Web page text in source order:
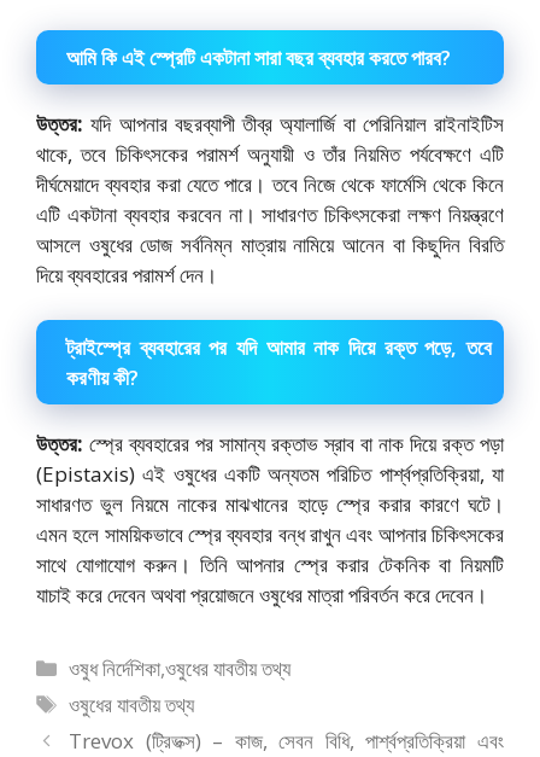
আমি কি এই স্প্রেটি একটানা সারা বছর ব্যবহার করতে পারব?
উত্তর: যদি আপনার বছরব্যাপী তীব্র অ্যালার্জি বা পেরিনিয়াল রাইনাইটিস
থাকে, তবে চিকিৎসকের পরামর্শ অনুযায়ী ও তাঁর নিয়মিত পর্যবেক্ষণে এটি
দীর্ঘমেয়াদে ব্যবহার করা যেতে পারে। তবে নিজে থেকে ফার্মেসি থেকে কিনে
এটি একটানা ব্যবহার করবেন না। সাধারণত চিকিৎসকেরা লক্ষণ নিয়ন্ত্রণে
আসলে ওষুধের ডোজ সর্বনিম্ন মাত্রায় নামিয়ে আনেন বা কিছুদিন বিরতি
দিয়ে ব্যবহারের পরামর্শ দেন।
ট্রাইস্প্রে ব্যবহারের পর যদি আমার নাক দিয়ে রক্ত পড়ে, তবে
করণীয় কী?
উত্তর: স্প্রে ব্যবহারের পর সামান্য রক্তাভ স্রাব বা নাক দিয়ে রক্ত পড়া
(Epistaxis) এই ওষুধের একটি অন্যতম পরিচিত পার্শ্বপ্রতিক্রিয়া, যা
সাধারণত ভুল নিয়মে নাকের মাঝখানের হাড়ে স্প্রে করার কারণে ঘটে।
এমন হলে সাময়িকভাবে স্প্রে ব্যবহার বন্ধ রাখুন এবং আপনার চিকিৎসকের
সাথে যোগাযোগ করুন। তিনি আপনার স্প্রে করার টেকনিক বা নিয়মটি
যাচাই করে দেবেন অথবা প্রয়োজনে ওষুধের মাত্রা পরিবর্তন করে দেবেন।
বিভাগ
সমূহ
ওষুধ নির্দেশিকা,ওষুধের যাবতীয় তথ্য
ট্যাগ
সমূহ
ওষুধের যাবতীয় তথ্য
Trevox (ট্রিভক্স) – কাজ, সেবন বিধি, পার্শ্বপ্রতিক্রিয়া এবং